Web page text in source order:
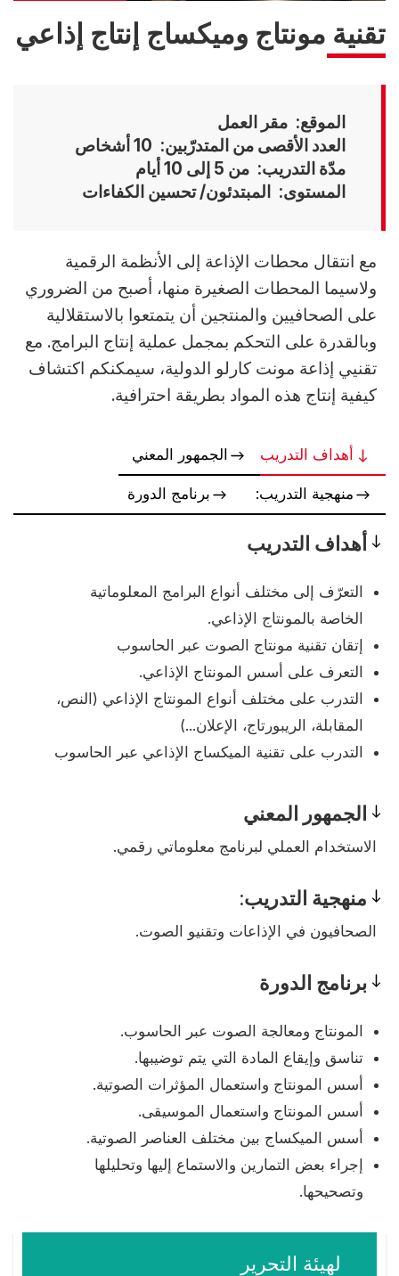
تقنية مونتاج وميكساج إنتاج إذاعي
الموقع
مقر العمل
العدد الأقصى من المتدرّبين
10 أشخاص
مدّة التدريب
من 5 إلى 10 أيام
المستوى
المبتدئون/ تحسين الكفاءات
Accroche
مع انتقال محطات الإذاعة إلى الأنظمة الرقمية
ولاسيما المحطات الصغيرة منها، أصبح من الضروري
على الصحافيين والمنتجين أن يتمتعوا بالاستقلالية
وبالقدرة على التحكم بمجمل عملية إنتاج البرامج. مع
تقنيي إذاعة مونت كارلو الدولية، سيمكنكم اكتشاف
كيفية إنتاج هذه المواد بطريقة احترافية.
أهداف التدريب الجمهور المعني
منهجية التدريب: برنامج الدورة
أهداف التدريب
التعرّف إلى مختلف أنواع البرامج المعلوماتية
الخاصة بالمونتاج الإذاعي.
إتقان تقنية مونتاج الصوت عبر الحاسوب
التعرف على أسس المونتاج الإذاعي.
التدرب على مختلف أنواع المونتاج الإذاعي (النص،
المقابلة، الريبورتاج، الإعلان...)
التدرب على تقنية الميكساج الإذاعي عبر الحاسوب
الجمهور المعني
Prerequisites
الاستخدام العملي لبرنامج معلوماتي رقمي.
منهجية التدريب:
Pedagogy
الصحافيون في الإذاعات وتقنيو الصوت.
برنامج الدورة
المونتاج ومعالجة الصوت عبر الحاسوب.
تناسق وإيقاع المادة التي يتم توضيبها.
أسس المونتاج واستعمال المؤثرات الصوتية.
أسس المونتاج واستعمال الموسيقى.
أسس الميكساج بين مختلف العناصر الصوتية.
إجراء بعض التمارين والاستماع إليها وتحليلها
وتصحيحها.
لهيئة التحرير